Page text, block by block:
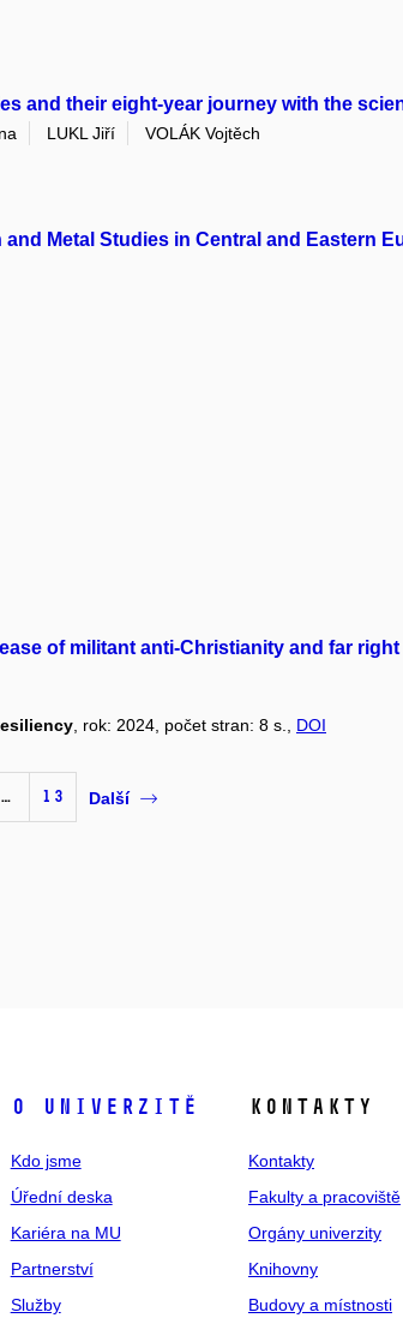
and their eight-year journey with the
LUKL Jiří
VOLÁK Vojtěch
Metal Studies in Central and Eastern
of militant anti-Christianity and far
, rok: 2024, počet stran: 8 s., DOI
… 13 Další
O univerzitě
Kdo jsme
Úřední deska
Kariéra na MU
Partnerství
Služby
Kontakty
Kontakty
Fakulty a pracoviště
Orgány univerzity
Knihovny
Budovy a místnosti